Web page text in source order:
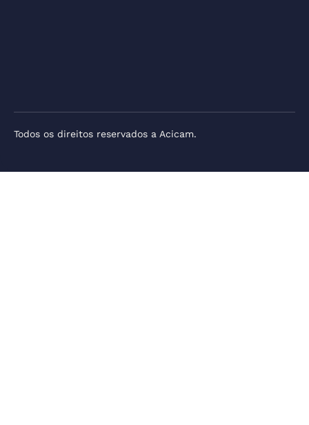
Todos os direitos reservados a Acicam.